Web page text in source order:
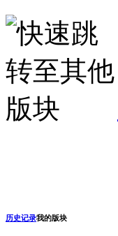
历史记录我的版块